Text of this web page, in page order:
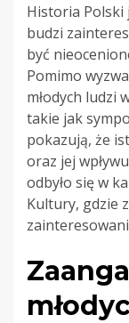
Historia
budzi
być
Pomimo
młodych ludzi
takie jak
pokazują, że
oraz jej
odbyło się w
Kultury, gdzie